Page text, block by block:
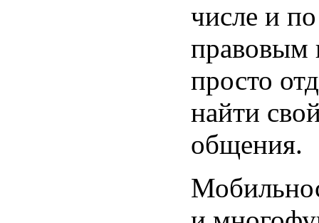
числе и
правовым
просто
найти
общения.